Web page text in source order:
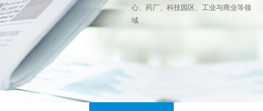
心、药厂、科技园区、工业与商业等领
域